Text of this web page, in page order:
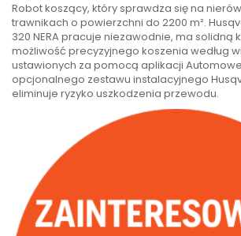
Robot koszący, który sprawdza się na
trawnikach o powierzchni do 2200 m².
320 NERA pracuje niezawodnie, ma solidną
możliwość precyzyjnego koszenia według
ustawionych za pomocą aplikacji
opcjonalnego zestawu instalacyjnego
eliminuje ryzyko uszkodzenia przewodu.